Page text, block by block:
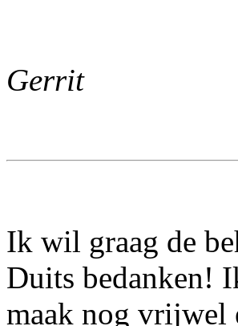
Gerrit
Ik wil graag de
Duits bedanken!
maak nog vrijwel